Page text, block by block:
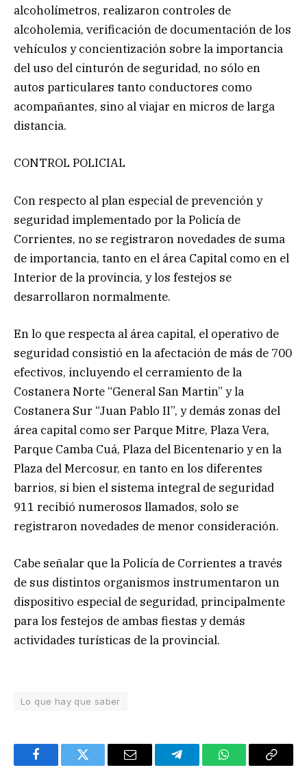
alcoholímetros, realizaron controles de
alcoholemia, verificación de documentación de los
vehículos y concientización sobre la importancia
del uso del cinturón de seguridad, no sólo en
autos particulares tanto conductores como
acompañantes, sino al viajar en micros de larga
distancia.
CONTROL POLICIAL
Con respecto al plan especial de prevención y
seguridad implementado por la Policía de
Corrientes, no se registraron novedades de suma
de importancia, tanto en el área Capital como en el
Interior de la provincia, y los festejos se
desarrollaron normalmente.
En lo que respecta al área capital, el operativo de
seguridad consistió en la afectación de más de 700
efectivos, incluyendo el cerramiento de la
Costanera Norte “General San Martin” y la
Costanera Sur “Juan Pablo II”, y demás zonas del
área capital como ser Parque Mitre, Plaza Vera,
Parque Camba Cuá, Plaza del Bicentenario y en la
Plaza del Mercosur, en tanto en los diferentes
barrios, si bien el sistema integral de seguridad
911 recibió numerosos llamados, solo se
registraron novedades de menor consideración.
Cabe señalar que la Policía de Corrientes a través
de sus distintos organismos instrumentaron un
dispositivo especial de seguridad, principalmente
para los festejos de ambas fiestas y demás
actividades turísticas de la provincial.
Lo que hay que saber
FacebookTwitter Email TelegramWhatsAppCopy